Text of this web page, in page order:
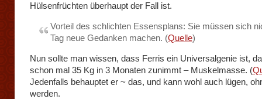
Hülsenfrüchten überhaupt der Fall ist.
Vorteil des schlichten Essensplans: Sie müssen sich
Tag neue Gedanken machen. (Quelle)
Nun sollte man wissen, dass Ferris ein Universalgenie ist,
schon mal 35 Kg in 3 Monaten zunimmt – Muskelmasse. (
Jedenfalls behauptet er ~ das, und kann wohl auch lügen,
werden.